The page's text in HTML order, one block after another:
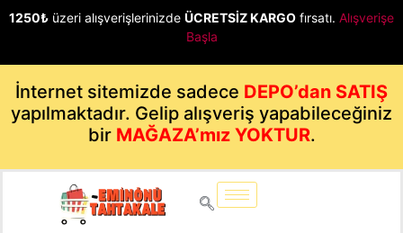
1250₺ üzeri alışverişlerinizde ÜCRETSİZ KARGO fırsatı. Alışverişe
Başla
İnternet sitemizde sadece DEPO’dan SATIŞ
yapılmaktadır. Gelip alışveriş yapabileceğiniz
bir MAĞAZA’mız YOKTUR.